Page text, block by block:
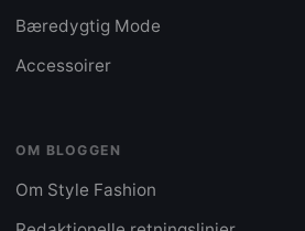
Bæredygtig Mode
Accessoirer
OM BLOGGEN
Om Style Fashion